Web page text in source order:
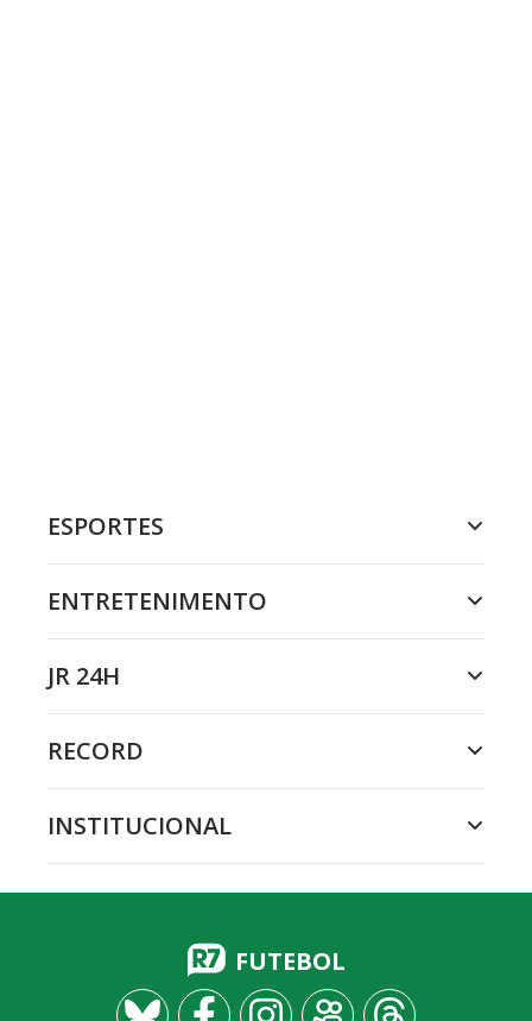
ESPORTES
ENTRETENIMENTO
JR 24H
RECORD
INSTITUCIONAL
FUTEBOL